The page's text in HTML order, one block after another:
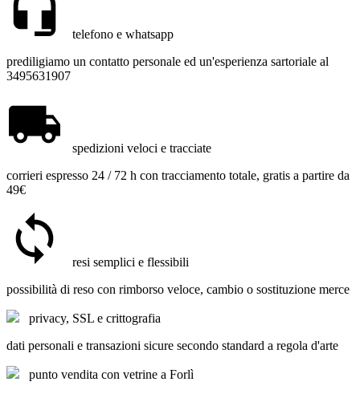
telefono e whatsapp
prediligiamo un contatto personale ed un'esperienza sartoriale al
3495631907
spedizioni veloci e tracciate
corrieri espresso 24 / 72 h con tracciamento totale, gratis a partire da
49€
resi semplici e flessibili
possibilità di reso con rimborso veloce, cambio o sostituzione merce
privacy, SSL e crittografia
dati personali e transazioni sicure secondo standard a regola d'arte
punto vendita con vetrine a Forlì